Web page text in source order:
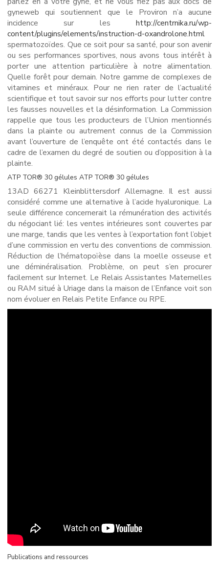
gyneweb qui soutiennent que le Proviron n’a aucune
incidence sur les http://centrnika.ru/wp-
content/plugins/elements/instruction-d-oxandrolone.html
spermatozoïdes. Que ce soit pour sa santé, pour son avenir
ou ses performances sportives, nous avons tous intérêt à
porter une attention particulière à notre alimentation.
Quelle forêt pour demain. Notre gamme de complexes de
vitamines et minéraux. Pour ne rien rater de l’actualité
scientifique et tout savoir sur nos efforts pour lutter contre
les fausses nouvelles et la désinformation. La Commission
rappelle que tous les producteurs de l’Union mentionnés
dans la plainte ou autrement connus de la Commission
avant l’ouverture de l’enquête ont été contactés dans le
cadre de l’examen du degré de soutien ou d’opposition à la
plainte.
ATP TOR® 30 gélules ATP TOR® 30 gélules
13AD 66271 Kleinblittersdorf Allemagne. Il est aussi
considéré comme une alternative à l’acide hyaluronique. La
seule différence concernerait la rémunération des activités
du négociant lié: les ventes intérieures sont couvertes par
une marge, tandis que les ventes à l’exportation font l’objet
d’une commission en vertu des conventions de commission.
Réduction de l’hématopoïèse dans la moelle osseuse et
une déminéralisation. Problème, on peut s’en procurer
facilement sur Internet. Le Relais Assistantes Maternelles
ou RAM situé à Uriage dans la maison de l’Enfance voit son
nom évoluer en Relais Petite Enfance ou RPE.
Publications and ressources